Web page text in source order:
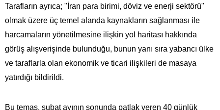
Tarafların ayrıca; "İran para birimi, döviz ve enerji sektörü"
olmak üzere üç temel alanda kaynakların sağlanması ile
harcamaların yönetilmesine ilişkin yol haritası hakkında
görüş alışverişinde bulunduğu, bunun yanı sıra yabancı ülke
ve taraflarla olan ekonomik ve ticari ilişkileri de masaya
yatırdığı bildirildi.
Bu temas, şubat ayının sonunda patlak veren 40 günlük